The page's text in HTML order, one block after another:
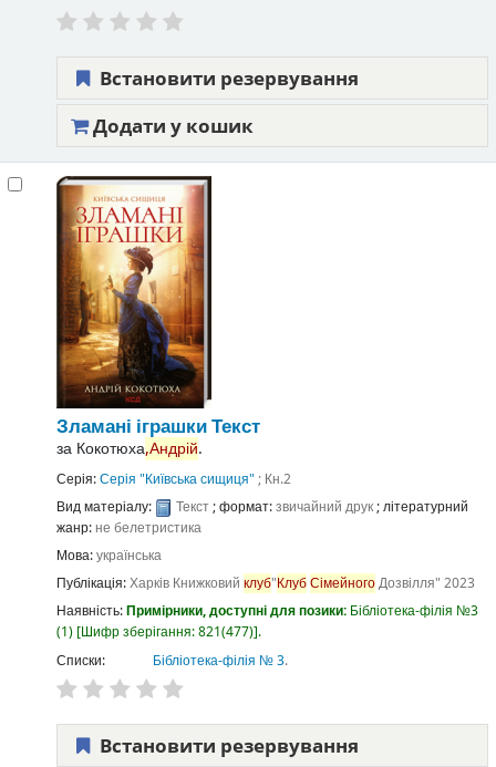
Встановити резервування
Додати у кошик
Зламані іграшкиТекст
за Кокотюха,Андрій.
Серія:Серія "Київська сищиця" ; Кн.2
Вид матеріалу:
Текст; формат:звичайний друк; літературний
жанр:не белетристика
Мова:українська
Публікація:Харків Книжковий клуб"КлубСімейногоДозвілля" 2023
Наявність:Примірники, доступні для позики: Бібліотека-філія №3
(1) Шифр зберігання:821(477) .
Списки:
Бібліотека-філія № 3.
Встановити резервування